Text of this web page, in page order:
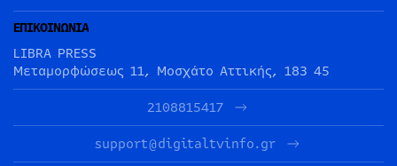
ΕΠΙΚΟΙΝΩΝΙΑ
LIBRA PRESS
Μεταμορφώσεως 11, Μοσχάτο Αττικής, 183 45
2108815417
support@digitaltvinfo.gr